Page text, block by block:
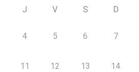
J V S D
4 5 6 7
11 12 13 14